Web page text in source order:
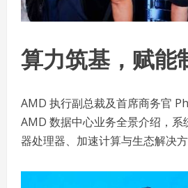
算力筑基，赋能
AMD 执行副总裁及首席商务官
AMD 数据中心业务全景介绍，系
器处理器、加速计算与生态解决方